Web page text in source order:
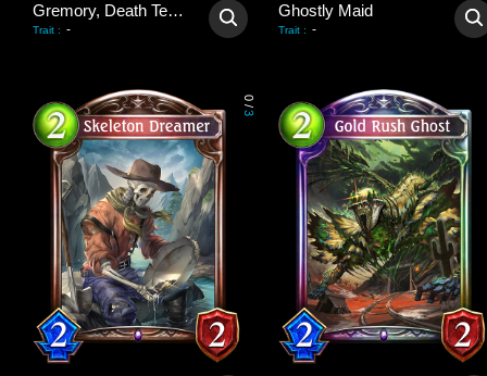
Gremory, Death Teller
Trait : -
Ghostly Maid
Trait : -
0
/
3